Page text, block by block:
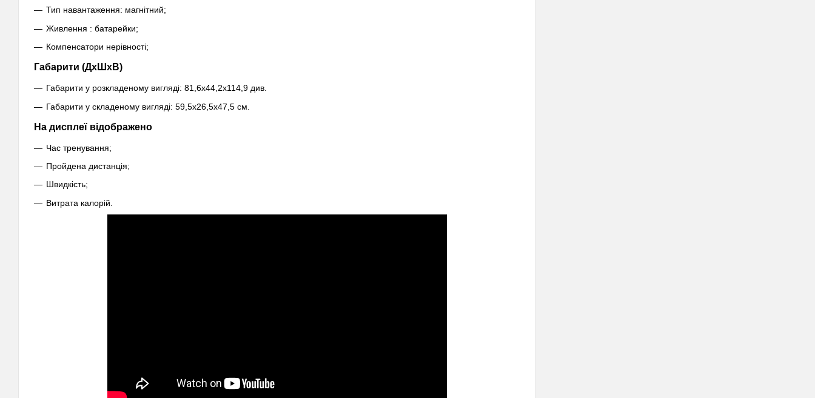
Тип навантаження: магнітний;
Живлення : батарейки;
Компенсатори нерівності;
Габарити (ДхШхВ)
Габарити у розкладеному вигляді: 81,6х44,2х114,9 див.
Габарити у складеному вигляді: 59,5х26,5х47,5 см.
На дисплеї відображено
Час тренування;
Пройдена дистанція;
Швидкість;
Витрата калорій.